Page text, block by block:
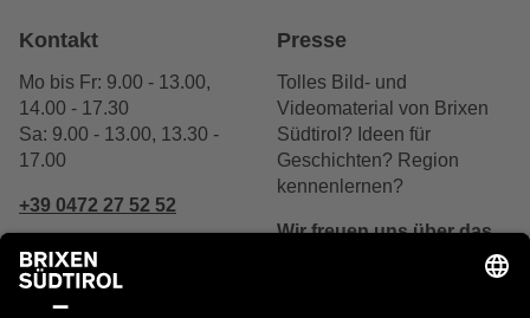
Kontakt
Mo bis Fr: 9.00 - 13.00,
14.00 - 17.30
Sa: 9.00 - 13.00, 13.30 -
17.00
+39 0472 27 52 52
Schreibe uns
Presse
Tolles Bild- und
Videomaterial von Brixen
Südtirol? Ideen für
Geschichten? Region
kennenlernen?
Wir freuen uns über das